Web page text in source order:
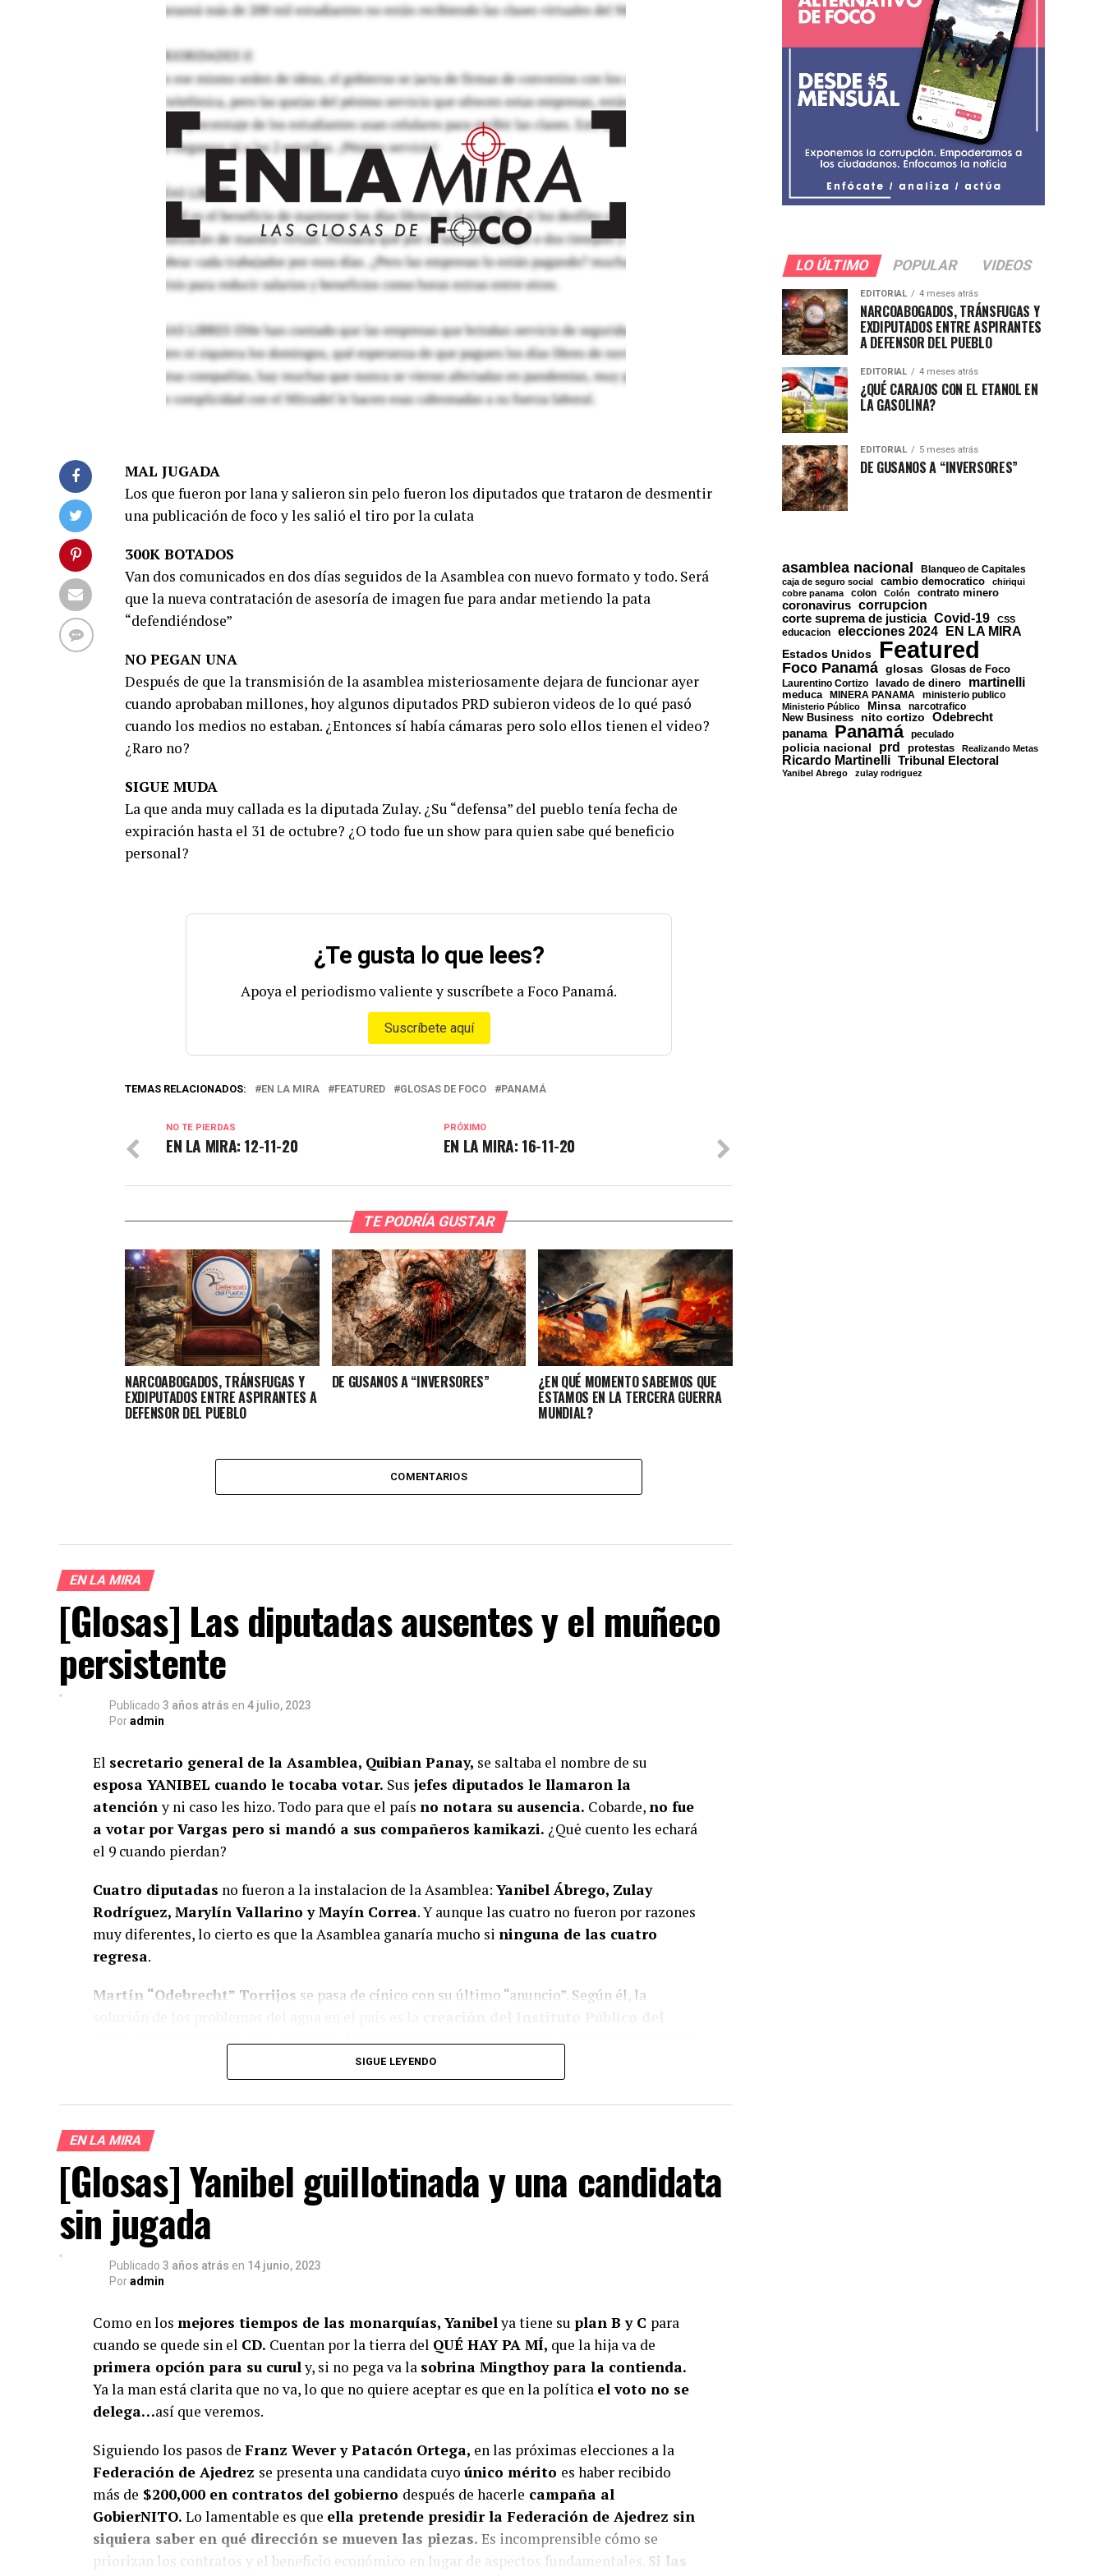
MAL JUGADA
Los que fueron por lana y salieron sin pelo fueron los diputados que trataron de desmentir
una publicación de foco y les salió el tiro por la culata
300K BOTADOS
Van dos comunicados en dos días seguidos de la Asamblea con nuevo formato y todo. Será
que la nueva contratación de asesoría de imagen fue para andar metiendo la pata
“defendiéndose”
NO PEGAN UNA
Después de que la transmisión de la asamblea misteriosamente dejara de funcionar ayer
cuando aprobaban millones, hoy algunos diputados PRD subieron videos de lo qué pasó
cuando los medios no estaban. ¿Entonces sí había cámaras pero solo ellos tienen el video?
¿Raro no?
SIGUE MUDA
La que anda muy callada es la diputada Zulay. ¿Su “defensa” del pueblo tenía fecha de
expiración hasta el 31 de octubre? ¿O todo fue un show para quien sabe qué beneficio
personal?
¿Te gusta lo que lees?
Apoya el periodismo valiente y suscríbete a Foco Panamá.
Suscríbete aquí
TEMAS RELACIONADOS: EN LA MIRA FEATURED GLOSAS DE FOCO PANAMÁ
PRÓXIMO
EN LA MIRA: 16-11-20
NO TE PIERDAS
EN LA MIRA: 12-11-20
TE PODRÍA GUSTAR
NARCOABOGADOS, TRÁNSFUGAS Y
EXDIPUTADOS ENTRE ASPIRANTES A
DEFENSOR DEL PUEBLO
DE GUSANOS A “INVERSORES” ¿EN QUÉ MOMENTO SABEMOS QUE
ESTAMOS EN LA TERCERA GUERRA
MUNDIAL?
COMENTARIOS
EN LA MIRA
[Glosas] Las diputadas ausentes y el muñeco
persistente
Publicado 3 años atrás en 4 julio, 2023
Poradmin
El secretario general de la Asamblea, Quibian Panay, se saltaba el nombre de su
esposa YANIBEL cuando le tocaba votar. Sus jefes diputados le llamaron la
atencióny ni caso les hizo. Todo para que el país no notara su ausencia. Cobarde,no fue
a votar por Vargas pero si mandó a sus compañeros kamikazi. ¿Quė cuento les echará
el 9 cuando pierdan?
Cuatro diputadas no fueron a la instalacion de la Asamblea: Yanibel Ábrego, Zulay
Rodríguez, Marylín Vallarino y Mayín Correa. Y aunque las cuatro no fueron por razones
muy diferentes, lo cierto es que la Asamblea ganaría mucho si ninguna de las cuatro
regresa.
Martín “Odebrecht” Torrijos se pasa de cínico con su último “anuncio”. Según él, la
Otra oficina más pararellenar de botellas y nombramientos políticos.
de esta calaña de gente, cuando salen del gobierno,dicen tener la solución para
todos los problemas.
¿Te gusta lo que lees?
Apoya el periodismo valiente y suscríbete a Foco Panamá.
SIGUE LEYENDO
EN LA MIRA
[Glosas] Yanibel guillotinada y una candidata
sin jugada
Publicado 3 años atrás en 14 junio, 2023
Poradmin
Como en los mejores tiempos de las monarquías, Yanibelya tiene su plan B y C para
cuando se quede sin el CD. Cuentan por la tierra del QUÉ HAY PA MÍ, que la hija va de
primera opción para su curuly, si no pega va la sobrina Mingthoy para la contienda.
Ya la man está clarita que no va, lo que no quiere aceptar es que en la política el voto no se
delega…así que veremos.
Siguiendo los pasos de Franz Wever y Patacón Ortega, en las próximas elecciones a la
Federación de Ajedrez se presenta una candidata cuyo único mérito es haber recibido
más de $200,000 en contratos del gobierno después de hacerle campaña al
GobierNITO. Lo lamentable es que ella pretende presidir la Federación de Ajedrez sin
siquiera saber en qué dirección se mueven las piezas. Es incomprensible cómo se
priorizan los contratos y el beneficio económico en lugar de aspectos fundamentales. Si las
LO ÚLTIMO POPULAR VIDEOS
EDITORIAL 4 meses atrás
NARCOABOGADOS, TRÁNSFUGAS Y
EXDIPUTADOS ENTRE ASPIRANTES
A DEFENSOR DEL PUEBLO
EDITORIAL 4 meses atrás
¿QUÉ CARAJOS CON EL ETANOL EN
LA GASOLINA?
EDITORIAL 5 meses atrás
DE GUSANOS A “INVERSORES”
asamblea nacional Blanqueo de Capitales
caja de seguro social cambio democratico
chiriqui
cobre panama
colon Colón contrato minero
coronavirus corrupcion
corte suprema de justicia Covid-19 CSS
educacion elecciones 2024 EN LA MIRA
Estados Unidos Featured
Foco Panamá glosas Glosas de Foco
Laurentino Cortizo lavado de dinero martinelli
meduca MINERA PANAMA ministerio publico
Ministerio Público Minsa
narcotrafico
New Business
nito cortizo Odebrecht
panama Panamá peculado
policia nacional prd protestas Realizando Metas
Ricardo Martinelli Tribunal Electoral
Yanibel Abrego zulay rodriguez